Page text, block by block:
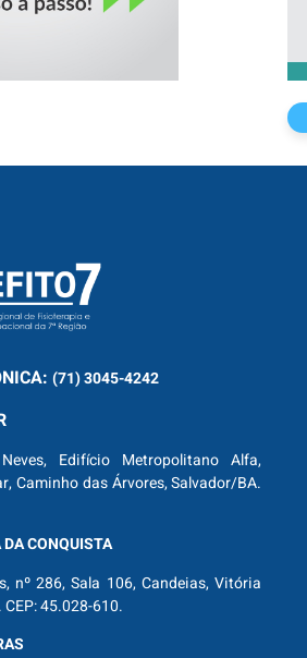
(71) 3045-4242
Edifício Metropolitano Alfa,
Caminho das Árvores, Salvador/BA.
CONQUISTA
nº 286, Sala 106, Candeias, Vitória
45.028-610.